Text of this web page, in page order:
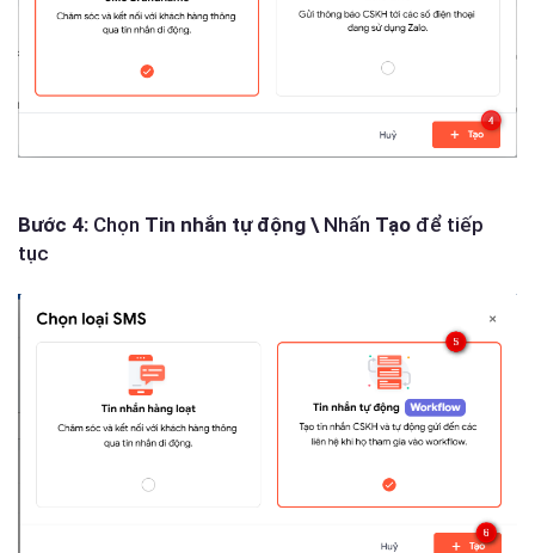
Bước 4: Chọn Tin nhắn tự động \ Nhấn Tạo để tiếp
tục